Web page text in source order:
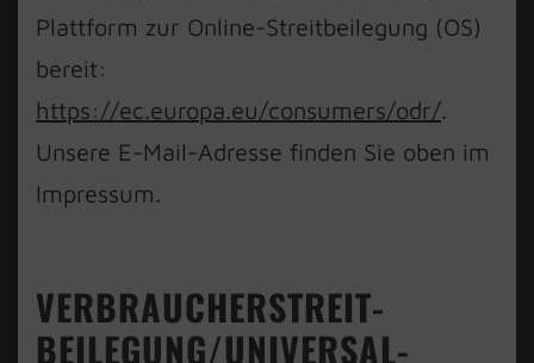
Plattform zur Online-Streitbeilegung (OS)
bereit:
https://ec.europa.eu/consumers/odr/.
Unsere E-Mail-Adresse finden Sie oben im
Impressum.
VERBRAUCHER­STREIT­
BEILEGUNG/UNIVERSAL­